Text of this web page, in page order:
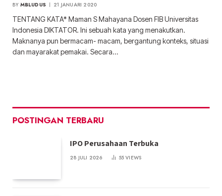
BY MBLUDUS 21 JANUARI 2020
TENTANG KATA* Maman S Mahayana Dosen FIB Universitas
Indonesia DIKTATOR. Ini sebuah kata yang menakutkan.
Maknanya pun bermacam- macam, bergantung konteks, situasi
dan mayarakat pemakai. Secara…
POSTINGAN TERBARU
IPO Perusahaan Terbuka
28 JULI 2026 55VIEWS